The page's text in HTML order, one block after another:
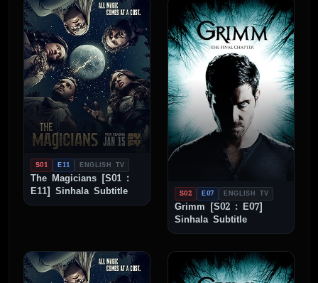
S01 E11 ENGLISH TV
The Magicians [S01 :
E11] Sinhala Subtitle
S02 E07 ENGLISH TV
Grimm [S02 : E07]
Sinhala Subtitle